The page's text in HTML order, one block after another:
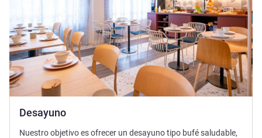
Desayuno
Nuestro objetivo es ofrecer un desayuno tipo bufé saludable,